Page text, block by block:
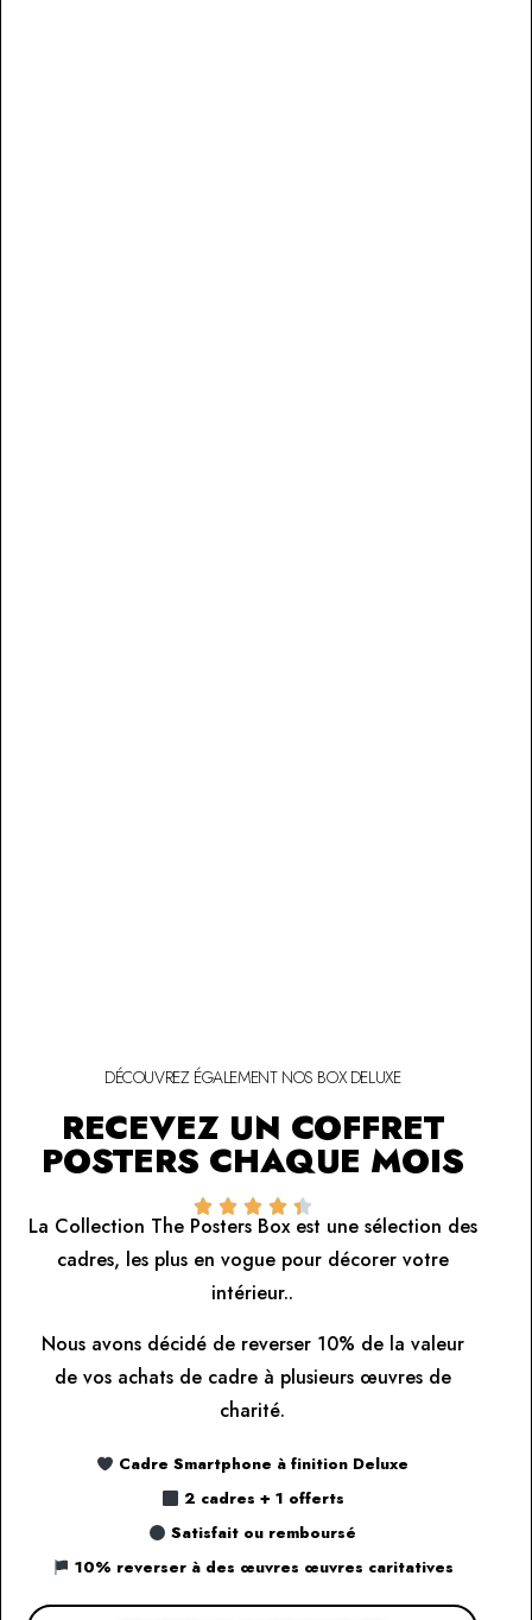
DÉCOUVREZ ÉGALEMENT NOS BOX DELUXE
RECEVEZ UN COFFRET
POSTERS CHAQUE MOIS
    
La Collection The Posters Box est une sélection des
cadres, les plus en vogue pour décorer votre
intérieur..
Nous avons décidé de reverser 10% de la valeur
de vos achats de cadre à plusieurs œuvres de
charité.
Cadre Smartphone à finition Deluxe
2 cadres + 1 offerts
Satisfait ou remboursé
10% reverser à des œuvres œuvres caritatives